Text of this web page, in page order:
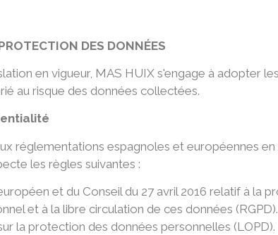
DES DONNÉES
en vigueur, MAS HUIX s'engage à adopter
au risque des données collectées.
réglementations espagnoles et européennes
les règles suivantes :
et du Conseil du 27 avril 2016 relatif à la
et à la libre circulation de ces données (RGPD).
la protection des données personnelles (LOPD).